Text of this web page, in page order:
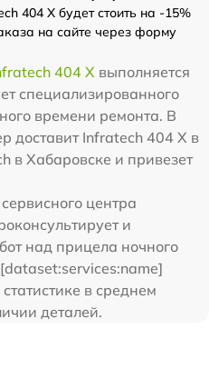
404 Х будет стоить на -15%
на сайте через форму
404 Х выполняется
специализированного
времени ремонта. В
доставит Infratech 404 Х в
в Хабаровске и привезет
центра
и
над прицела ночного
в среднем
деталей.